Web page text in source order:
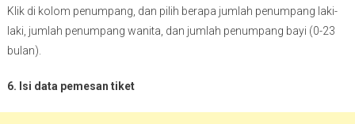
Klik di kolom penumpang, dan pilih berapa jumlah penumpang laki-
laki, jumlah penumpang wanita, dan jumlah penumpang bayi (0-23
bulan).
6. Isi data pemesan tiket